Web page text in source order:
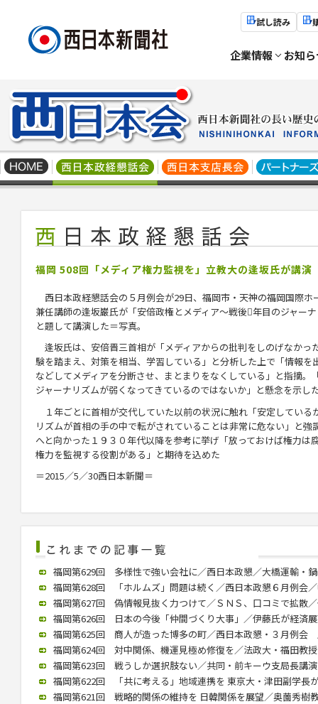
試し読み
企業情報 お知
福岡 508回「メディア権力監視を」立教大の逢坂氏が講演
西日本政経懇話会の５月例会が29日、福岡市・天神の福岡国際ホ
兼任講師の逢坂巌氏が「安倍政権とメディア～戦後年目のジャー
と題して講演した＝写真。
逢坂氏は、安倍晋三首相が「メディアからの批判をしのげなかっ
験を踏まえ、対策を相当、学習している」と分析した上で「情報を
などしてメディアを分断させ、まとまりをなくしている」と指摘。
ジャーナリズムが弱くなってきているのではないか」と懸念を示し
１年ごとに首相が交代していた以前の状況に触れ「安定している
リズムが首相の手の中で転がされていることは非常に危ない」と
へと向かった１９３０年代以降を参考に挙げ「放っておけば権力は
権力を監視する役割がある」と期待を込めた
＝2015／5／30西日本新聞＝
福岡第629回 多様性で強い会社に／西日本政懇／大橋運輸・
福岡第628回 「ホルムズ」問題は続く／西日本政懇６月例会
福岡第627回 偽情報見抜く力つけて／ＳＮＳ、口コミで拡散
福岡第626回 日本の今後「仲間づくり大事」／伊藤氏が経済
福岡第625回 商人が造った博多の町／西日本政懇・３月例会
福岡第624回 対中関係、機運見極め修復を／法政大・福田教
福岡第623回 戦うしか選択肢ない／共同・前キーウ支局長講
福岡第622回 「共に考える」地域連携を 東京大・津田副学長
福岡第621回 戦略的関係の維持を 日韓関係を展望／奥薗秀樹